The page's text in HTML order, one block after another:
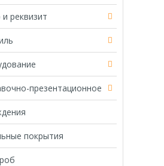
реквизит
презентационное
покрытия